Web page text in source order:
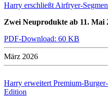
Harry erschließt Airfryer-
Zwei Neuprodukte ab 11. Mai
PDF-Download: 60 KB
März 2026
Harry erweitert Premium-
Edition